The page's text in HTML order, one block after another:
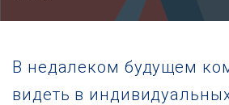
В недалеком будущем
видеть в